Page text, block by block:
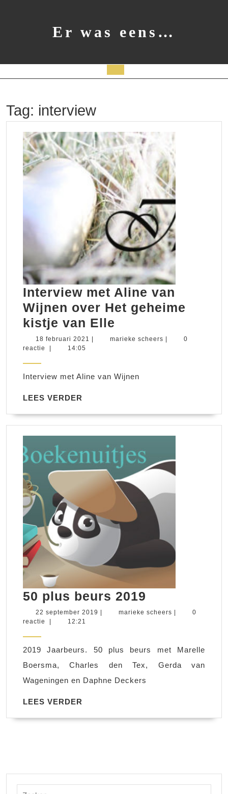
Er was eens…
Tag: interview
Interview met Aline van
Wijnen over Het geheime
kistje van Elle
met
Wijnen
Het
geheime
kistje
van
Elle
18 februari 2021 18
marieke scheers marieke
0
reactie
14:05
Interview met Aline van Wijnen
LEES VERDER
50 plus beurs 2019
plus
22 september 2019 22
marieke scheers marieke
0
reactie
12:21
2019 Jaarbeurs. 50 plus beurs met Marelle
Boersma, Charles den Tex, Gerda van
Wageningen en Daphne Deckers
LEES VERDER